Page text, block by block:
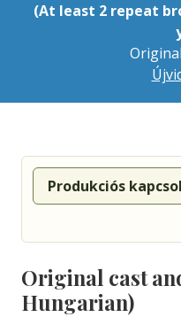
(At least 2 repeat
Produkciós
Original cast
Hungarian)